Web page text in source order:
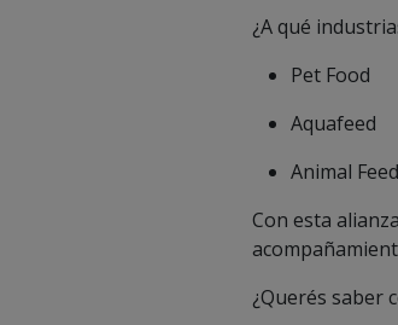
¿A qué
Pet Food
Aquafeed
Animal Feed
Con esta
¿Querés saber